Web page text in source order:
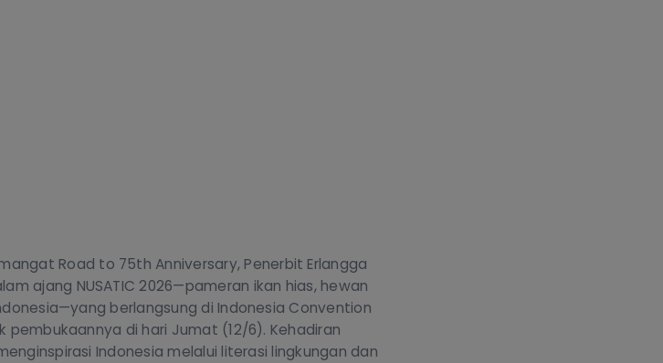
Road to 75th Anniversary, Penerbit Erlangga
ajang NUSATIC 2026—pameran ikan hias, hewan
berlangsung di Indonesia Convention
pembukaannya di hari Jumat (12/6). Kehadiran
Indonesia melalui literasi lingkungan dan